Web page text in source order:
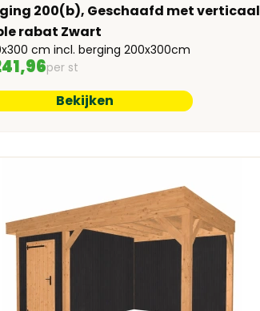
200(b), Geschaafd met verticaal
rabat Zwart
cm incl. berging 200x300cm
per st
Bekijken